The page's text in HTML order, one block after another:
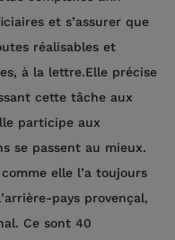
et s’assurer que
réalisables et
à la lettre.Elle précise
cette tâche aux
participe aux
se passent au mieux.
elle l’a toujours
pays provençal,
Ce sont 40